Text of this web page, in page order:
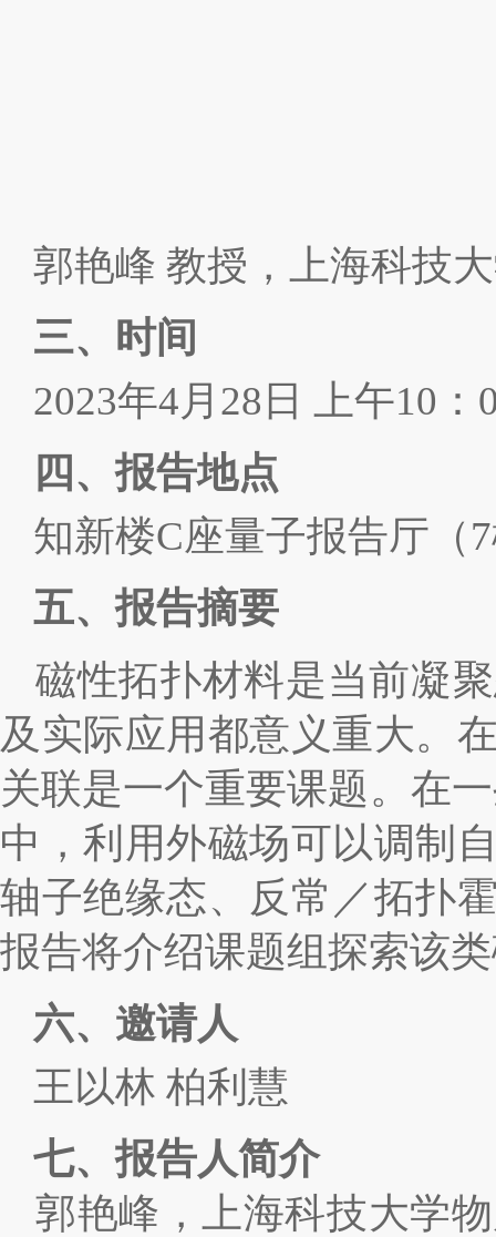
郭艳峰 教授 ， 上海科技
三、时间
2023年4月 28 日 上午10 ：
四、报告地点
知新楼C座量子报告厅（7
五、报告摘要
磁性拓扑材料是当前凝
及实际应用都意义重大。
关联是一个重要课题。在
中，利用外磁场可以调制
轴子绝缘态、反常／拓扑
报告将介绍课题组探索该
六、邀请人
王以林 柏利慧
七、报告人简介
郭艳峰，上海科技大学